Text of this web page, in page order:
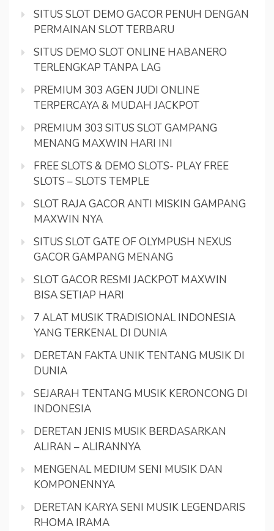
SITUS SLOT DEMO GACOR PENUH DENGAN
PERMAINAN SLOT TERBARU
SITUS DEMO SLOT ONLINE HABANERO
TERLENGKAP TANPA LAG
PREMIUM 303 AGEN JUDI ONLINE
TERPERCAYA & MUDAH JACKPOT
PREMIUM 303 SITUS SLOT GAMPANG
MENANG MAXWIN HARI INI
FREE SLOTS & DEMO SLOTS- PLAY FREE
SLOTS – SLOTS TEMPLE
SLOT RAJA GACOR ANTI MISKIN GAMPANG
MAXWIN NYA
SITUS SLOT GATE OF OLYMPUSH NEXUS
GACOR GAMPANG MENANG
SLOT GACOR RESMI JACKPOT MAXWIN
BISA SETIAP HARI
7 ALAT MUSIK TRADISIONAL INDONESIA
YANG TERKENAL DI DUNIA
DERETAN FAKTA UNIK TENTANG MUSIK DI
DUNIA
SEJARAH TENTANG MUSIK KERONCONG DI
INDONESIA
DERETAN JENIS MUSIK BERDASARKAN
ALIRAN – ALIRANNYA
MENGENAL MEDIUM SENI MUSIK DAN
KOMPONENNYA
DERETAN KARYA SENI MUSIK LEGENDARIS
RHOMA IRAMA